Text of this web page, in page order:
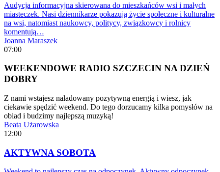
Audycja informacyjna skierowana do mieszkańców wsi i małych
miasteczek. Nasi dziennikarze pokazują życie społeczne i kulturalne
na wsi, natomiast naukowcy, politycy, związkowcy i rolnicy
komentują…
Joanna Maraszek
07:00
WEEKENDOWE RADIO SZCZECIN NA DZIEŃ
DOBRY
Z nami wstajesz naładowany pozytywną energią i wiesz, jak
ciekawie spędzić weekend. Do tego dorzucamy kilka pomysłów na
obiad i budzimy najlepszą muzyką!
Beata Użarowska
12:00
AKTYWNA SOBOTA